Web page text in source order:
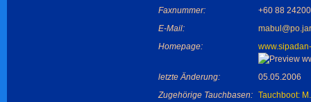
Faxnummer:
+60 88
E-Mail:
Homepage:
letzte Änderung:
05.05.2006
Zugehörige Tauchbasen:
Tauchboot: